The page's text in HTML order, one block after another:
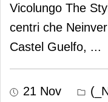
Vicolungo The
centri che
Castel Guelfo, ...
21 Nov